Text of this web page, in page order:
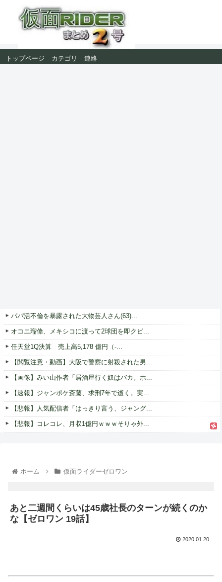
トップページ カテゴリ 連絡
パパ活不倫を暴露された大物芸人さん(63)...
オコエ瑠偉、メキシコに渡って2球団を即クビ...
任天堂1Q決算 売上高5,178 億円（-...
【閲覧注意・動画】大阪で警察に射殺された男...
【画像】みい山作者「居酒屋行く奴はバカ。ホ...
【速報】ジャンポケ斎藤、求刑7年で逝く。実...
【悲報】人気配信者「はっきり言う、ジャング...
【悲報】コレコレ、月収1億円ｗｗｗそりゃ外...
ホーム 仮面ライダーゼロワン
あと二週間くらいは45歳社長のターンが続くのか
な【ゼロワン 19話】
2020.01.20